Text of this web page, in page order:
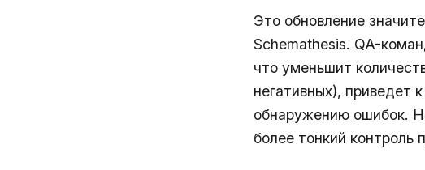
Это обновление
Schemathesis. QA-
что уменьшит
негативных), приведет
обнаружению ошибок.
более тонкий контроль